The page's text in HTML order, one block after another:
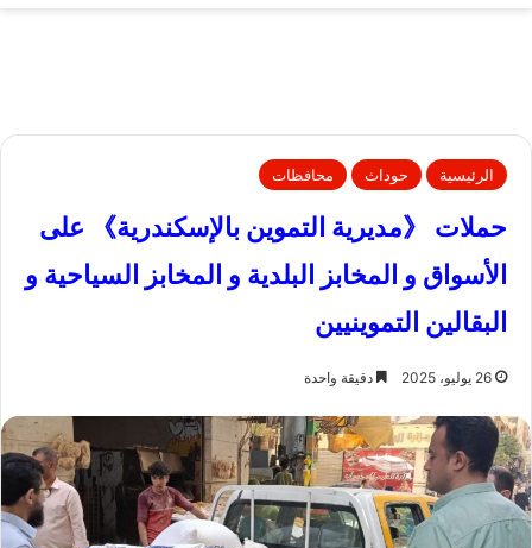
الرئيسية حوداث محافظات
حملات 《مديرية التموين بالإسكندرية》 على
الأسواق و المخابز البلدية و المخابز السياحية و
البقالين التموينيين
26 يوليو، 2025 دقيقة واحدة